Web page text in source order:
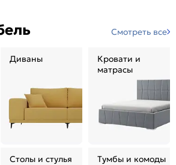
Смотреть все
Диваны
Кровати и
матрасы
Столы и стулья Тумбы и комоды